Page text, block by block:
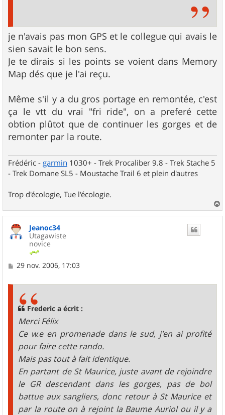
je n'avais pas mon GPS et le collegue qui avais le
sien savait le bon sens.
Je te dirais si les points se voient dans Memory
Map dés que je l'ai reçu.
Même s'il y a du gros portage en remontée, c'est
ça le vtt du vrai "fri ride", on a preferé cette
obtion plûtot que de continuer les gorges et de
remonter par la route.
Frédéric - garmin 1030+ - Trek Procaliber 9.8 - Trek Stache 5
- Trek Domane SL5 - Moustache Trail 6 et plein d'autres
Trop d'écologie, Tue l'écologie.
a
u
Jeanoc34
Utagawiste
novice
M
29 nov. 2006, 17:03
Frederic a écrit :
Merci Félix
Ce w.e en promenade dans le sud, j'en ai profité
pour faire cette rando.
Mais pas tout à fait identique.
En partant de St Maurice, juste avant de rejoindre
le GR descendant dans les gorges, pas de bol
battue aux sangliers, donc retour à St Maurice et
par la route on à rejoint la Baume Auriol ou il y a